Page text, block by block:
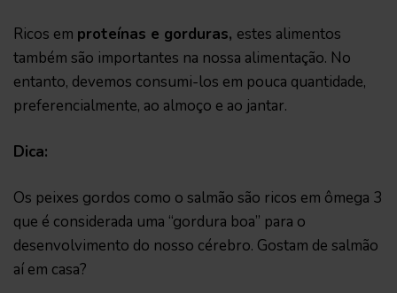
Ricos em proteínas e gorduras, estes alimentos
também são importantes na nossa alimentação. No
entanto, devemos consumi-los em pouca quantidade,
preferencialmente, ao almoço e ao jantar.
Dica:
Os peixes gordos como o salmão são ricos em ômega 3
que é considerada uma “gordura boa” para o
desenvolvimento do nosso cérebro. Gostam de salmão
aí em casa?